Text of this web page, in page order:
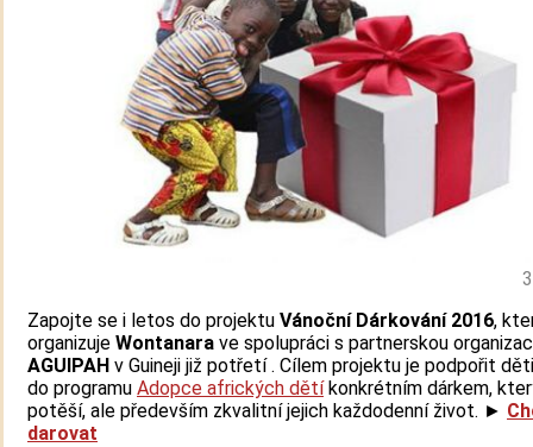
Zapojte se i letos do projektu Vánoční Dárkování 2016,
organizuje Wontanara ve spolupráci s partnerskou
AGUIPAH v Guineji již potřetí . Cílem projektu je podpořit
do programu Adopce afrických dětíkonkrétním dárkem,
potěší, ale především zkvalitní jejich každodenní život. ►
darovat